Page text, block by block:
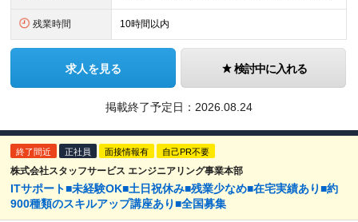
残業時間 10時間以内
求人を見る 検討中に入れる
掲載終了予定日： 2026.08.24
終了間近 正社員 面接情報有 自己PR不要
株式会社スタッフサービス エンジニアリング事業本部
ITサポート■未経験OK■土日祝休み■残業少なめ■在宅実績あり■約
900種類のスキルアップ講座あり■全国募集